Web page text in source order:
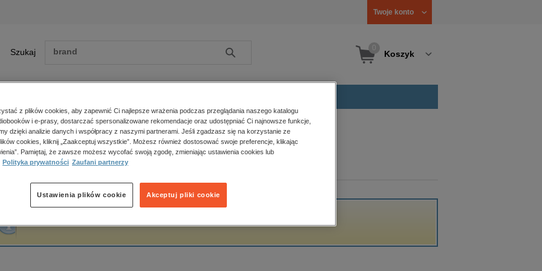
Twoje konto
Szukaj Szukaj Koszyk
Zobacz wszystkie E-prasa
polityka, społeczno-informacyjne
psychologiczne
popularno-naukowe
historia
główna Zbigniew Lubośny
Lubośny
z plików cookies, aby zapewnić Ci najlepsze wrażenia podczas przeglądania naszego katalogu
i e-prasy, dostarczać spersonalizowane rekomendacje oraz udostępniać Ci najnowsze funkcje,
dzięki analizie danych i współpracy z naszymi partnerami. Jeśli zgadzasz się na korzystanie ze
cookies, kliknij „Zaakceptuj wszystkie”. Możesz również dostosować swoje preferencje, klikając
Pamiętaj, że zawsze możesz wycofać swoją zgodę, zmieniając ustawienia cookies lub
Polityka prywatności Zaufani partnerzy
Akceptuj pliki cookie
Ustawienia plików cookie